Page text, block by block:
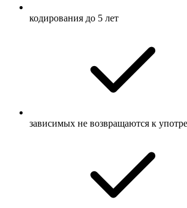
кодирования до 5 лет
зависимых не возвращаются к